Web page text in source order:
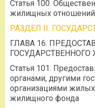
Статья 100.
жилищных отношений
РАЗДЕЛ II.
ГЛАВА 16.
Статья 101.
органами, другими
организациями
жилищного фонда